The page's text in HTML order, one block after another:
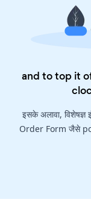
and to top it
इसके अलावा,
Order Form जैसे